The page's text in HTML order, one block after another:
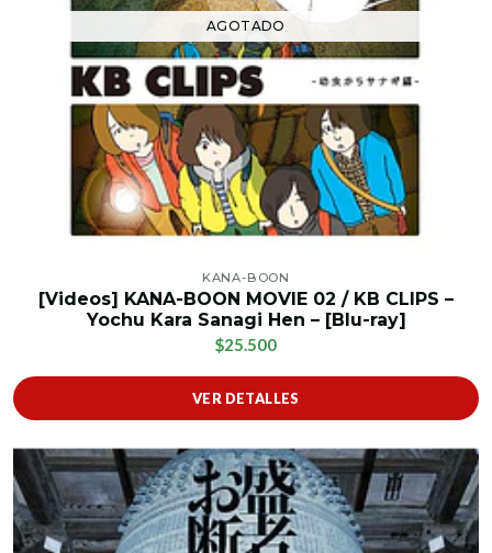
AGOTADO
KANA-BOON
[Videos] KANA-BOON MOVIE 02 / KB CLIPS –
Yochu Kara Sanagi Hen – [Blu-ray]
$25.500
VER DETALLES